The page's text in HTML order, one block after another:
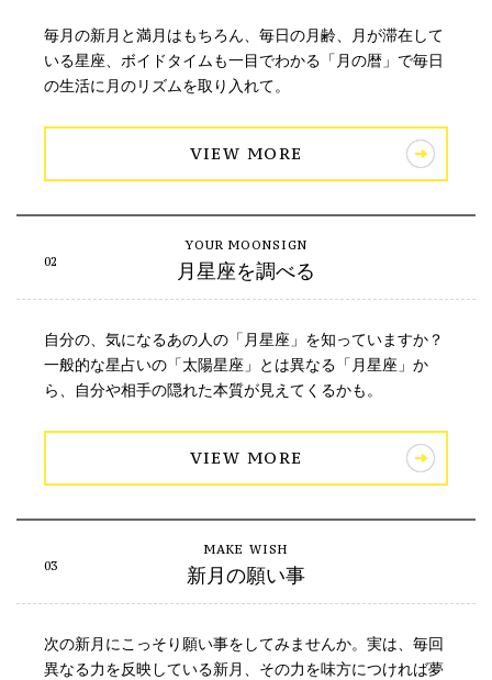
毎月の新月と満月はもちろん、毎日の月齢、月が滞在して
いる星座、ボイドタイムも一目でわかる「月の暦」で毎日
の生活に月のリズムを取り入れて。
VIEW MORE
月星座を調べる
自分の、気になるあの人の「月星座」を知っていますか？
一般的な星占いの「太陽星座」とは異なる「月星座」か
ら、自分や相手の隠れた本質が見えてくるかも。
VIEW MORE
新月の願い事
次の新月にこっそり願い事をしてみませんか。実は、毎回
異なる力を反映している新月、その力を味方につければ夢